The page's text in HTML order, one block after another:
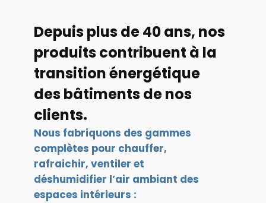
Depuis plus de 40 ans, nos
produits contribuent à la
transition énergétique
des bâtiments de nos
clients.
Nous fabriquons des gammes
complètes pour chauffer,
rafraichir, ventiler et
déshumidifier l’air ambiant des
espaces intérieurs :